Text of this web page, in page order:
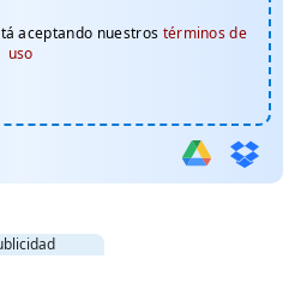
aceptando nuestros términos de
uso